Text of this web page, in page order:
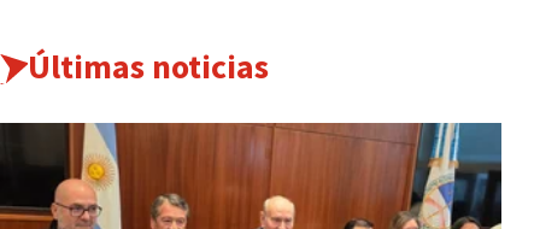
Últimas noticias